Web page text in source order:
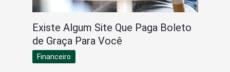
Existe Algum Site Que Paga Boleto
de Graça Para Você
Financeiro